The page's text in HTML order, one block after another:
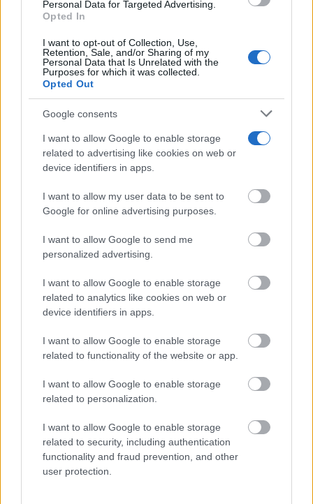
consent section.
Personal Data for Targeted Advertising.
Opted In
I want to opt-out of Collection, Use,
Retention, Sale, and/or Sharing of my
Personal Data that Is Unrelated with the
Purposes for which it was collected.
Opted Out
Google consents
I want to allow Google to enable storage
related to advertising like cookies on web or
device identifiers in apps.
I want to allow my user data to be sent to
Google for online advertising purposes.
I want to allow Google to send me
personalized advertising.
I want to allow Google to enable storage
related to analytics like cookies on web or
device identifiers in apps.
I want to allow Google to enable storage
related to functionality of the website or app.
I want to allow Google to enable storage
related to personalization.
I want to allow Google to enable storage
related to security, including authentication
functionality and fraud prevention, and other
user protection.
Adiós a la cal del baño
¿Y si pudieras eliminar la cal del baño sin esfuerzo?
¿Sabes qué baja tu ánimo?
Lo haces todos los días y afecta cómo te sientes
Costumbres que no creerás
¿Qué pensarías si esto fuera normal en tu país?